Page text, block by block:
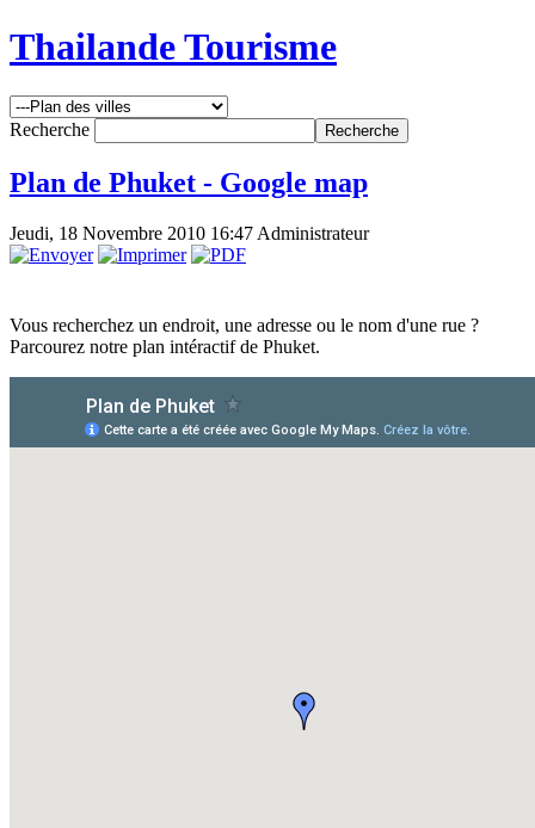
Thailande Tourisme
Recherche
Plan de Phuket - Google map
Jeudi, 18 Novembre 2010 16:47 Administrateur
Vous recherchez un endroit, une adresse ou le nom d'une rue ?
Parcourez notre plan intéractif de Phuket.